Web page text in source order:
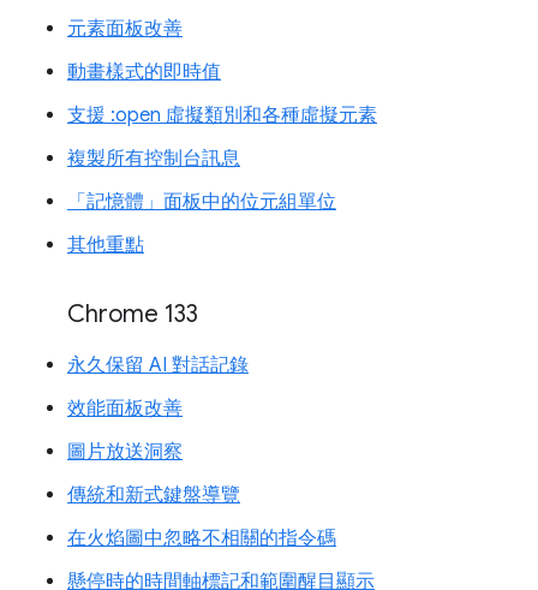
元素面板改善
動畫樣式的即時值
支援 :open 虛擬類別和各種虛擬元素
複製所有控制台訊息
「記憶體」面板中的位元組單位
其他重點
Chrome 133
永久保留 AI 對話記錄
效能面板改善
圖片放送洞察
傳統和新式鍵盤導覽
在火焰圖中忽略不相關的指令碼
懸停時的時間軸標記和範圍醒目顯示